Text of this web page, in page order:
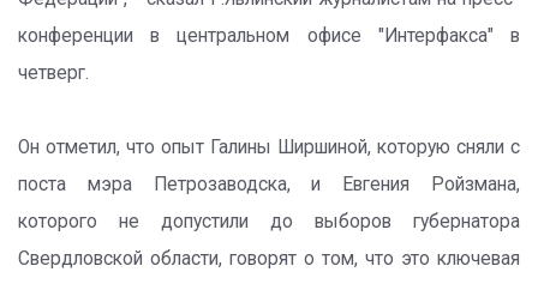
конференции в центральном офисе "Интерфакса" в
четверг.
Он отметил, что опыт Галины Ширшиной, которую сняли с
поста мэра Петрозаводска, и Евгения Ройзмана,
которого не допустили до выборов губернатора
Свердловской области, говорят о том, что это ключевая